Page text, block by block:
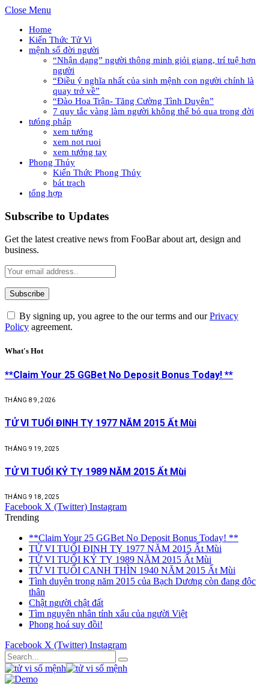
Close Menu
Home
Kiến Thức Tử Vi
mệnh số đời người
“Nhận dạng” người thông minh giỏi giang, trí tuệ hơn
người
“Điều ý nghĩa nhất của sinh mệnh con người chính là
quay trở về”
“Đào Hoa Trận- Tăng Cường Tình Duyên”
7 quy tắc vàng làm người không thể bỏ qua trong đời
tưóng pháp
xem tướng
xem not ruoi
xem tướng tay
Phong Thủy
Kiến Thức Phong Thủy
bát trạch
tổng hợp
Subscribe to Updates
Get the latest creative news from FooBar about art, design and
business.
By signing up, you agree to the our terms and ourPrivacy
Policy agreement.
What's Hot
**Claim Your 25 GGBet No Deposit Bonus Today! **
THÁNG 8 9, 2026
TỬ VI TUỔI ĐINH TỴ 1977 NĂM 2015 Ất Mùi
THÁNG 9 19, 2025
TỬ VI TUỔI KỶ TỴ 1989 NĂM 2015 Ất Mùi
THÁNG 9 18, 2025
Facebook X (Twitter) Instagram
Trending
**Claim Your 25 GGBet No Deposit Bonus Today! **
TỬ VI TUỔI ĐINH TỴ 1977 NĂM 2015 Ất Mùi
TỬ VI TUỔI KỶ TỴ 1989 NĂM 2015 Ất Mùi
TỬ VI TUỔI CANH THÌN 1940 NĂM 2015 Ất Mùi
Tình duyên trong năm 2015 của Bạch Dương còn đang độc
thân
Chật người chật đất
Tìm nguyên nhân tính xấu của người Việt
Phong hoá suy đồi!
Facebook X (Twitter) Instagram